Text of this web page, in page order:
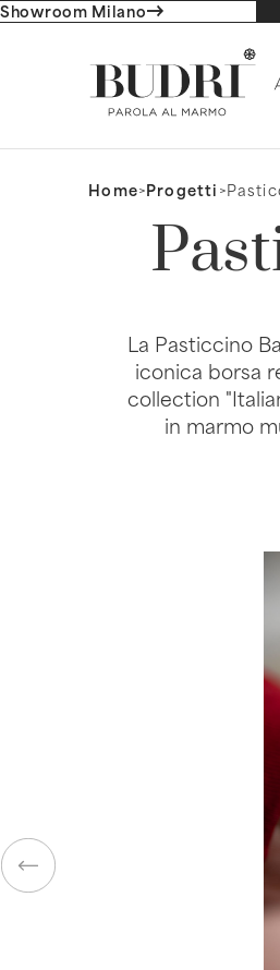
Showroom Milano
Home>Progetti>
La Pasticcino
iconica borsa
collection
in marmo